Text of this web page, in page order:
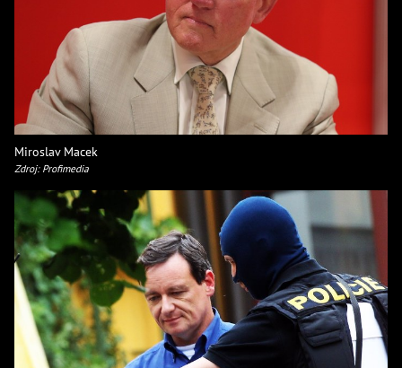
Miroslav Macek
Zdroj: Profimedia